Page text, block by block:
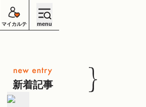
マイカルテ menu
新着記事